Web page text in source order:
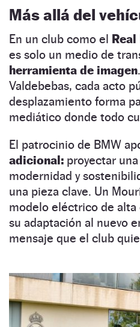
Más allá del
En un club como el
es solo un medio de
herramienta de imagen
Valdebebas, cada acto
desplazamiento forma
mediático donde todo
El patrocinio de BMW
adicional: proyectar
modernidad y
una pieza clave. Un
modelo eléctrico de
su adaptación al nuevo
mensaje que el club